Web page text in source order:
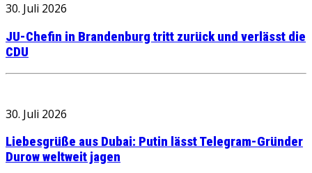
30. Juli 2026
JU-Chefin in Brandenburg tritt zurück und verlässt die
CDU
30. Juli 2026
Liebesgrüße aus Dubai: Putin lässt Telegram-Gründer
Durow weltweit jagen